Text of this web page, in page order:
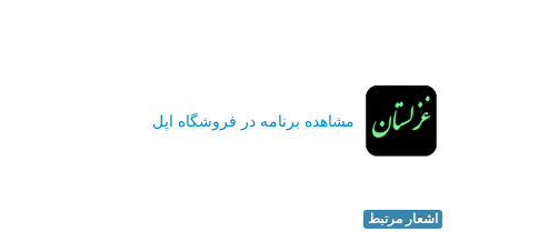
مشاهده برنامه در فروشگاه اپل
اشعار مرتبط